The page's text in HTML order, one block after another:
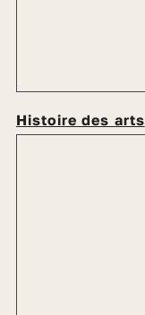
Histoire des arts